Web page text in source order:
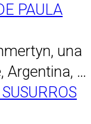
PAULA
una
Argentina, …